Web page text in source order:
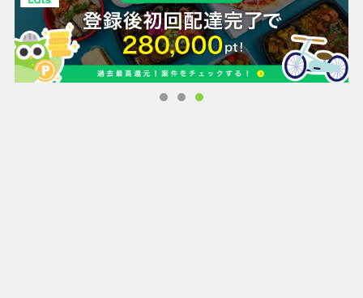
（用途に合わせたのしを無料でつけることができます）
伝統と新しさが融合した鼓月ならではの、和菓子をぜひ体感
してください。